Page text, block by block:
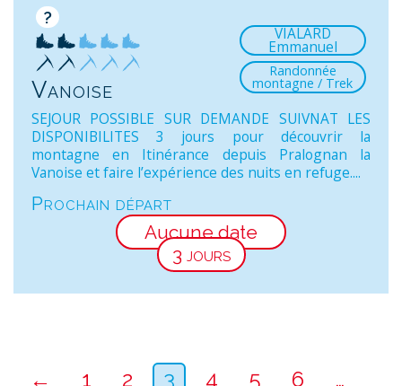
?
Vanoise
VIALARD
Emmanuel
Randonnée
montagne / Trek
SEJOUR POSSIBLE SUR DEMANDE SUIVNAT LES
DISPONIBILITES 3 jours pour découvrir la
montagne en Itinérance depuis Pralognan la
Vanoise et faire l’expérience des nuits en refuge....
Prochain départ
Aucune date
3 jours
← 1 2 3 4 5 6
…